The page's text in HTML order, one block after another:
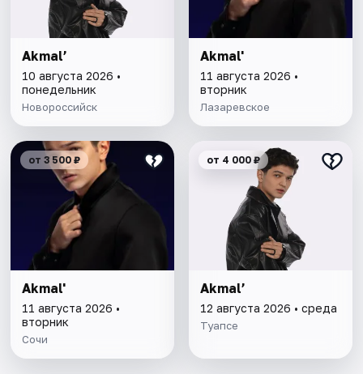
Akmal’
10 августа 2026 •
понедельник
Новороссийск
Akmal'
11 августа 2026 •
вторник
Лазаревское
от 3 500 ₽
Akmal'
11 августа 2026 •
вторник
Сочи
от 4 000 ₽
Akmal’
12 августа 2026 • среда
Туапсе